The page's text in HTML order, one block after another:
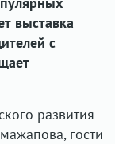
выставка
с
развития
гости